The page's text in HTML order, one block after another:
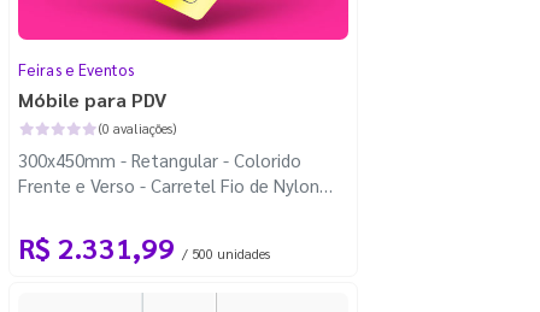
Feiras e Eventos
Móbile para PDV
(0 avaliações)
300x450mm - Retangular - Colorido
Frente e Verso - Carretel Fio de Nylon
R$ 2.331,99 / 500 unidades